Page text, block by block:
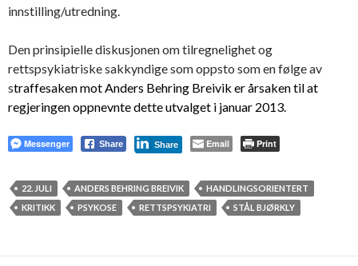
innstilling/utredning.
Den prinsipielle diskusjonen om tilregnelighet og
rettspsykiatriske sakkyndige som oppsto som en følge av
straffesaken mot Anders Behring Breivik er årsaken til at
regjeringen oppnevnte dette utvalget i januar 2013.
Messenger Share Share Email Print
22. JULI ANDERS BEHRING BREIVIK
HANDLINGSORIENTERT
KRITIKK
PSYKOSE RETTSPSYKIATRI STÅL BJØRKLY